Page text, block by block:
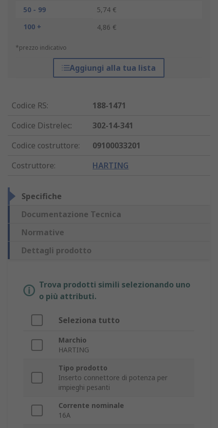
50 - 99
5,74 €
100 +
4,86 €
*prezzo indicativo
Aggiungi alla tua lista
Codice RS:
188-1471
Codice Distrelec:
302-14-341
Codice costruttore:
09100033201
Costruttore: HARTING
Specifiche
Documentazione Tecnica
Normative
Dettagli prodotto
Trova prodotti simili selezionando uno
o più attributi.
Seleziona tutto
Marchio
HARTING
Tipo prodotto
Inserto connettore di potenza per
impieghi pesanti
Corrente nominale
16A